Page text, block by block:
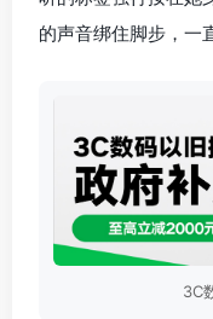
的声音绑住脚步，一
3C